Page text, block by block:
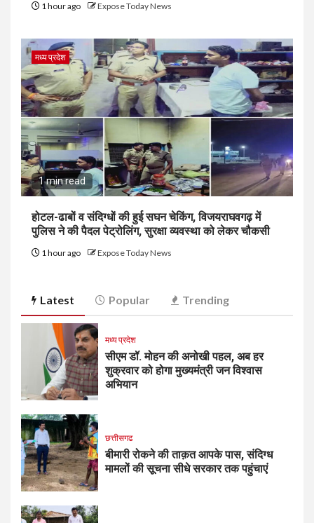
1 hour ago Expose Today News
मध्य प्रदेश
1 min read
होटल-ढाबों व संदिग्धों की हुई सघन चेकिंग, विजयराघवगढ़ में
पुलिस ने की पैदल पेट्रोलिंग, सुरक्षा व्यवस्था को लेकर चौकसी
1 hour ago Expose Today News
Latest Popular Trending
मध्य प्रदेश
सीएम डॉ. मोहन की अनोखी पहल, अब हर
शुक्रवार को होगा मुख्यमंत्री जन विश्वास
अभियान
छत्तीसगढ
बीमारी रोकने की ताक़त आपके पास, संदिग्ध
मामलों की सूचना सीधे सरकार तक पहुंचाएं